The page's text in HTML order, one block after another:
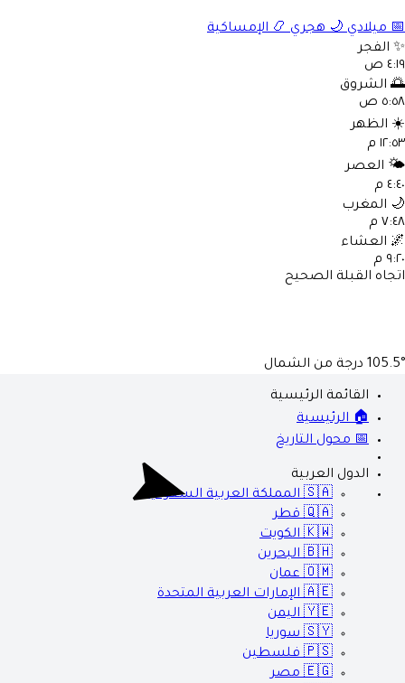
📅 ميلادي 🌙 هجري 📿 الإمساكية
✨ الفجر
٤:١٩ ص
🌅 الشروق
٥:٥٨ ص
☀️ الظهر
١٢:٥٣ م
🌤️ العصر
٤:٤٠ م
🌙 المغرب
٧:٤٨ م
🌌 العشاء
٩:٢٠ م
اتجاه القبلة الصحيح
105.5° درجة من الشمال
القائمة الرئيسية
🏠 الرئيسية
📅 محول التاريخ
الدول العربية
🇸🇦 المملكة العربية السعودية
🇶🇦 قطر
🇰🇼 الكويت
🇧🇭 البحرين
🇴🇲 عمان
🇦🇪 الإمارات العربية المتحدة
🇾🇪 اليمن
🇸🇾 سوريا
🇵🇸 فلسطين
🇪🇬 مصر